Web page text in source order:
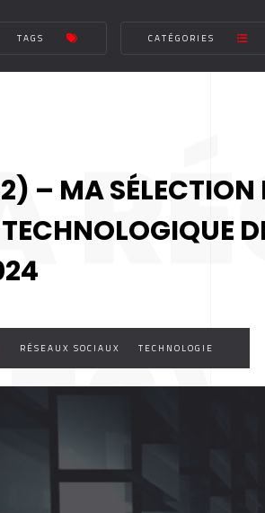
TAGS CATÉGORIES
– MA SÉLECTION
RÉSEAUX SOCIAUX TECHNOLOGIE